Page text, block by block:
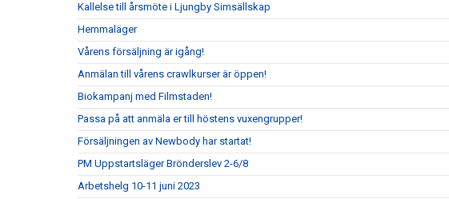
Kallelse till årsmöte i Ljungby Simsällskap
Hemmaläger
Vårens försäljning är igång!
Anmälan till vårens crawlkurser är öppen!
Biokampanj med Filmstaden!
Passa på att anmäla er till höstens vuxengrupper!
Försäljningen av Newbody har startat!
PM Uppstartsläger Brönderslev 2-6/8
Arbetshelg 10-11 juni 2023